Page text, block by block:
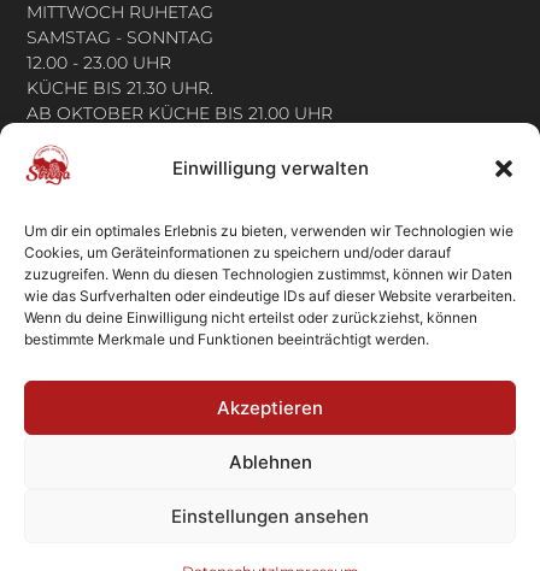
Einwilligung verwalten
Um dir ein optimales Erlebnis zu bieten, verwenden wir Technologien wie
Cookies, um Geräteinformationen zu speichern und/oder darauf
zuzugreifen. Wenn du diesen Technologien zustimmst, können wir Daten
wie das Surfverhalten oder eindeutige IDs auf dieser Website verarbeiten.
Wenn du deine Einwilligung nicht erteilst oder zurückziehst, können
bestimmte Merkmale und Funktionen beeinträchtigt werden.
Akzeptieren
Ablehnen
Einstellungen ansehen
MITTWOCH RUHETAG
SAMSTAG - SONNTAG
12.00 - 23.00 UHR
KÜCHE BIS 21.30 UHR.
AB OKTOBER KÜCHE BIS 21.00 UHR
FOLGE UNS:
LA STREGA
RISTORANTE | PIZZERIA | GRILL
AM BAHNHOF 6
83483 BISCHOFSWIESEN
E. INFO@LA-STREGA.DE
© La Strega Bischofswiesen 2026